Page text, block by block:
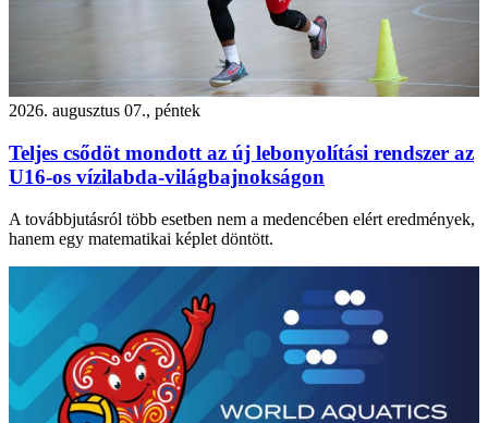
2026. augusztus 07., péntek
Teljes csődöt mondott az új lebonyolítási rendszer az
U16-os vízilabda-világbajnokságon
A továbbjutásról több esetben nem a medencében elért eredmények,
hanem egy matematikai képlet döntött.